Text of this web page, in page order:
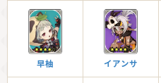
早柚 イアンサ